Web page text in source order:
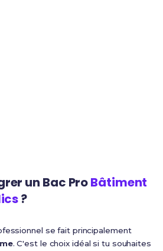
un Bac ProBâtiment
?
se fait principalement
. C'est le choix idéal si tu souhaites